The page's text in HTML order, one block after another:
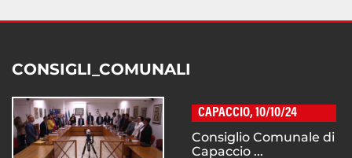
CONSIGLI_COMUNALI
CAPACCIO, 10/10/24
Consiglio Comunale di
Capaccio ...